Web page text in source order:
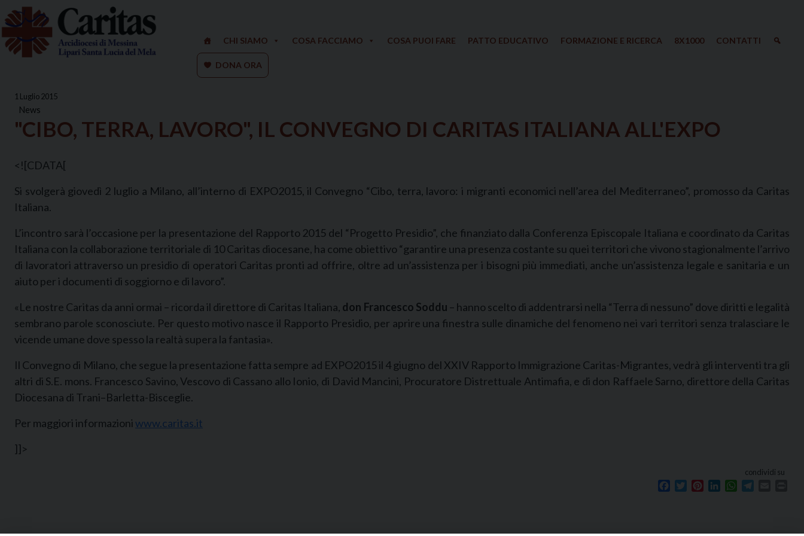
Skip
to
content
CHI SIAMO COSA FACCIAMO COSA PUOI FARE PATTO EDUCATIVO FORMAZIONE E RICERCA 8X1000 CONTATTI
DONA ORA
1 Luglio 2015
News
"CIBO, TERRA, LAVORO", IL CONVEGNO DI CARITAS ITALIANA ALL'EXPO
<![CDATA[
Si svolgerà giovedì 2 luglio a Milano, all’interno di EXPO2015, il Convegno “Cibo, terra, lavoro: i migranti economici nell’area del Mediterraneo”, promosso da Caritas
Italiana.
L’incontro sarà l’occasione per la presentazione del Rapporto 2015 del “Progetto Presidio”, che finanziato dalla Conferenza Episcopale Italiana e coordinato da Caritas
Italiana con la collaborazione territoriale di 10 Caritas diocesane, ha come obiettivo “garantire una presenza costante su quei territori che vivono stagionalmente l’arrivo
di lavoratori attraverso un presidio di operatori Caritas pronti ad offrire, oltre ad un’assistenza per i bisogni più immediati, anche un’assistenza legale e sanitaria e un
aiuto per i documenti di soggiorno e di lavoro”.
«Le nostre Caritas da anni ormai – ricorda il direttore di Caritas Italiana, don Francesco Soddu – hanno scelto di addentrarsi nella “Terra di nessuno” dove diritti e legalità
sembrano parole sconosciute. Per questo motivo nasce il Rapporto Presidio, per aprire una finestra sulle dinamiche del fenomeno nei vari territori senza tralasciare le
vicende umane dove spesso la realtà supera la fantasia».
Il Convegno di Milano, che segue la presentazione fatta sempre ad EXPO2015 il 4 giugno del XXIV Rapporto Immigrazione Caritas-Migrantes, vedrà gli interventi tra gli
altri di S.E. mons. Francesco Savino, Vescovo di Cassano allo Ionio, di David Mancini, Procuratore Distrettuale Antimafia, e di don Raffaele Sarno, direttore della Caritas
Diocesana di Trani–Barletta-Bisceglie.
Per maggiori informazioni www.caritas.it
]]>
condividi su
Facebook
TwitterPinterestLinkedInWhatsApp